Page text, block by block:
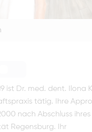
ist Dr. med. dent. Ilona
tätig. Ihre
nach Abschluss
Regensburg. Ihr